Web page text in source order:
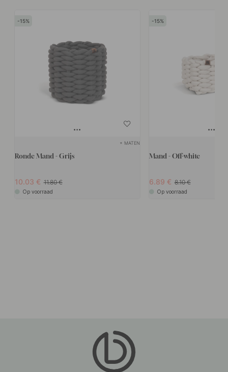
15
+ MATEN
Ronde Mand - Grijs
10.03 11.80
Op voorraad
15
Mand - Off-white
6.89 8.10
Op voorraad